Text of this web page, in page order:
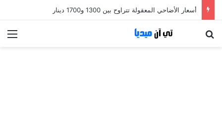
أسعار الأضاحي المعقولة تتراوح بين 1300 و1700 دينار